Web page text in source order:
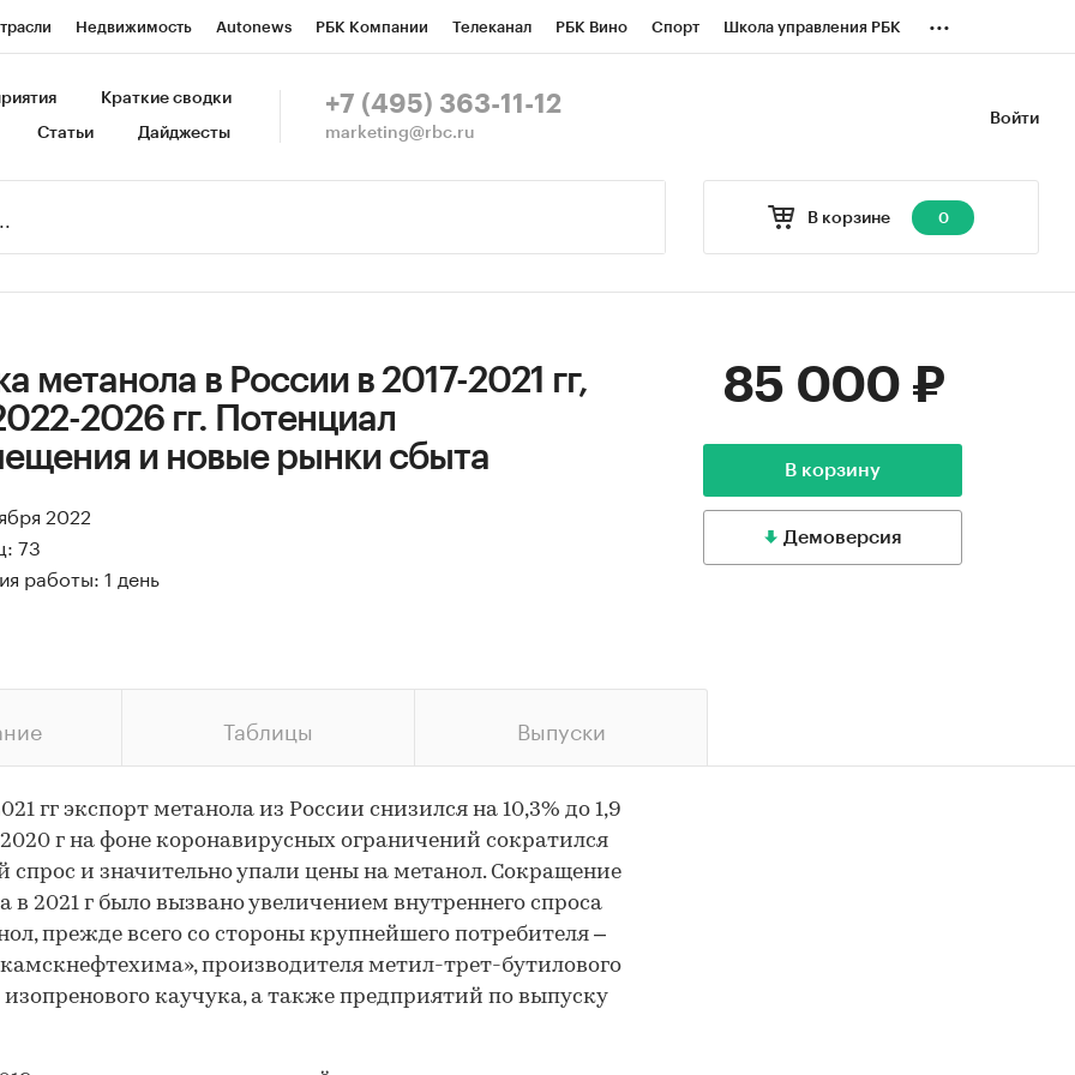
Недвижимость Autonews РБК Компании Телеканал РБК Вино Спорт Школа управления РБК
Спецпроекты СПб Конференции СПб Спецпроекты
...
Войти
Краткие сводки
Статьи Дайджесты
+7 (495) 363-11-12
marketing@rbc.ru
В корзине 0
метанола в России в 2017-2021 гг,
2026 гг. Потенциал
и новые рынки сбыта
2022
73
работы: 1 день
85 000 ₽
В корзину
Демоверсия
Таблицы Выпуски
гг экспорт метанола из России снизился на 10,3% до 1,9
г на фоне коронавирусных ограничений сократился
спрос и значительно упали цены на метанол. Сокращение
в 2021 г было вызвано увеличением внутреннего спроса
прежде всего со стороны крупнейшего потребителя –
производителя метил-трет-бутилового
каучука, а также предприятий по выпуску